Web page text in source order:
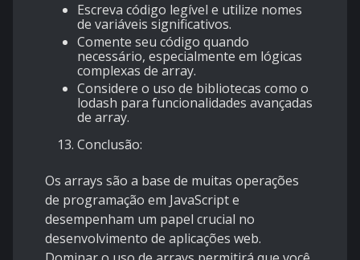
Escreva código legível e utilize nomes
de variáveis significativos.
Comente seu código quando
necessário, especialmente em lógicas
complexas de array.
Considere o uso de bibliotecas como o
lodash para funcionalidades avançadas
de array.
Conclusão:
Os arrays são a base de muitas operações
de programação em JavaScript e
desempenham um papel crucial no
desenvolvimento de aplicações web.